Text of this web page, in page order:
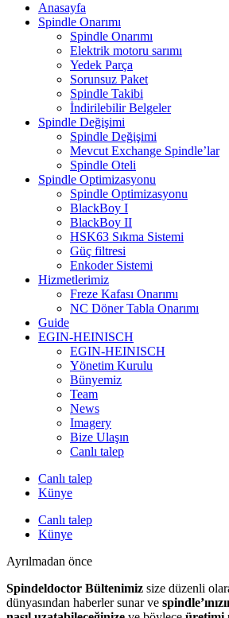
Anasayfa
Spindle Onarımı
Spindle Onarımı
Elektrik motoru sarımı
Yedek Parça
Sorunsuz Paket
Spindle Takibi
İndirilebilir Belgeler
Spindle Değişimi
Spindle Değişimi
Mevcut Exchange Spindle’lar
Spindle Oteli
Spindle Optimizasyonu
Spindle Optimizasyonu
BlackBoy I
BlackBoy II
HSK63 Sıkma Sistemi
Güç filtresi
Enkoder Sistemi
Hizmetlerimiz
Freze Kafası Onarımı
NC Döner Tabla Onarımı
Guide
EGIN-HEINISCH
EGIN-HEINISCH
Yönetim Kurulu
Bünyemiz
Team
News
Imagery
Bize Ulaşın
Canlı talep
Canlı talep
Künye
Canlı talep
Künye
Ayrılmadan önce
Spindeldoctor Bültenimiz size düzenli
dünyasından haberler sunar ve